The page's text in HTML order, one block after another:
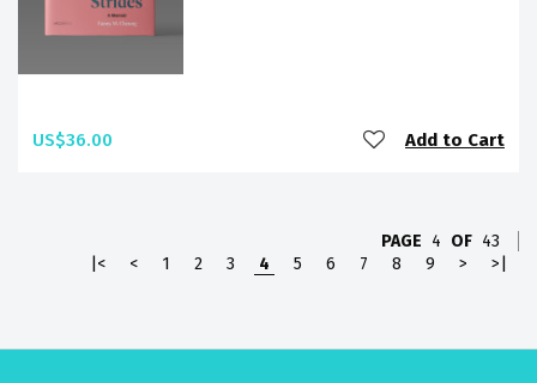
US$36.00 Add to Cart
PAGE 4 OF 43
|<
< 1 2 3 4 5 6 7 8 9 > >|